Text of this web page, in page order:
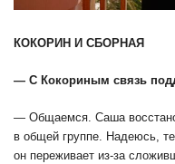
КОКОРИН И СБОРНАЯ
— С Кокориным связь
— Общаемся. Саша
в общей группе. Надеюсь,
он переживает из-за